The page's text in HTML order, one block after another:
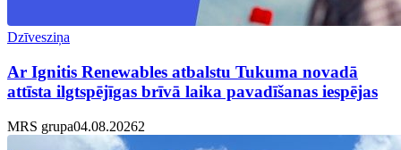
Dzīvesziņa
Ar Ignitis Renewables atbalstu Tukuma novadā
attīsta ilgtspējīgas brīvā laika pavadīšanas iespējas
MRS grupa04.08.20262